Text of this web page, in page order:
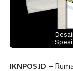
IKNPOS.ID –